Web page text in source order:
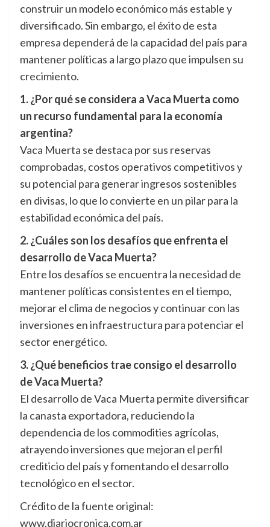
construir un modelo económico más estable y
diversificado. Sin embargo, el éxito de esta
empresa dependerá de la capacidad del país para
mantener políticas a largo plazo que impulsen su
crecimiento.
1. ¿Por qué se considera a Vaca Muerta como
un recurso fundamental para la economía
argentina?
Vaca Muerta se destaca por sus reservas
comprobadas, costos operativos competitivos y
su potencial para generar ingresos sostenibles
en divisas, lo que lo convierte en un pilar para la
estabilidad económica del país.
2. ¿Cuáles son los desafíos que enfrenta el
desarrollo de Vaca Muerta?
Entre los desafíos se encuentra la necesidad de
mantener políticas consistentes en el tiempo,
mejorar el clima de negocios y continuar con las
inversiones en infraestructura para potenciar el
sector energético.
3. ¿Qué beneficios trae consigo el desarrollo
de Vaca Muerta?
El desarrollo de Vaca Muerta permite diversificar
la canasta exportadora, reduciendo la
dependencia de los commodities agrícolas,
atrayendo inversiones que mejoran el perfil
crediticio del país y fomentando el desarrollo
tecnológico en el sector.
Crédito de la fuente original:
www.diariocronica.com.ar